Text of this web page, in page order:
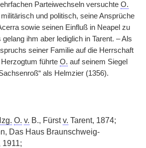
Parteiwechseln versuchte O.
und politisch, seine Ansprüche
sowie seinen Einfluß in Neapel zu
gelang ihm aber lediglich in Tarent. – Als
seiner Familie auf die Herrschaft
Herzogtum führte O. auf seinem Siegel
als Helmzier (1356).
O. v. B., Fürstv. Tarent, 1874;
Das Haus Braunschweig-
1911;